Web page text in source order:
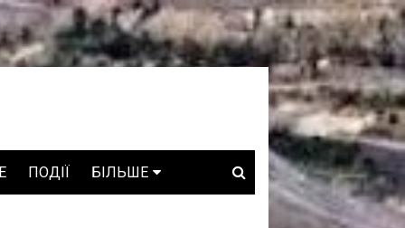
ПОДІЇ БІЛЬШЕ